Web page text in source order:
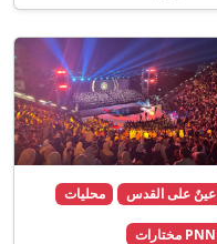
عينٌ على القدس محليات
PNN مختارات